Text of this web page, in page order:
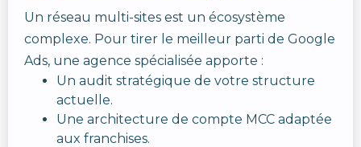
Un réseau multi-sites est un écosystème
complexe. Pour tirer le meilleur parti de Google
Ads, une agence spécialisée apporte :
Un audit stratégique de votre structure
actuelle.
Une architecture de compte MCC adaptée
aux franchises.